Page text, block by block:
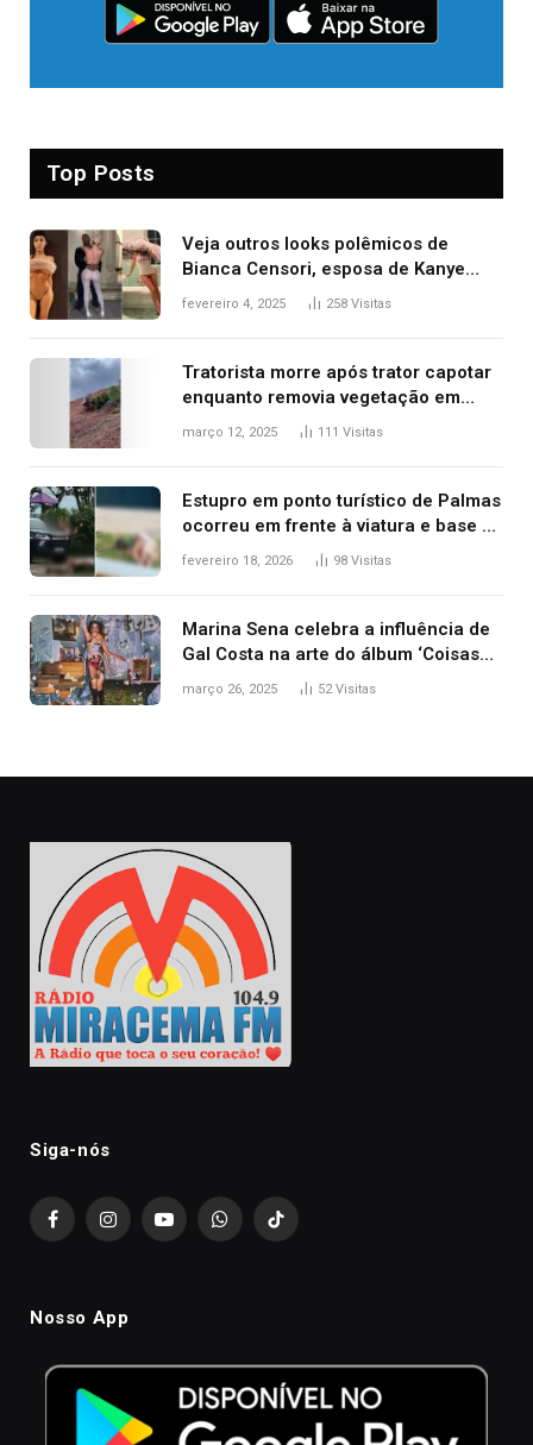
Top Posts
Veja outros looks polêmicos de
Bianca Censori, esposa de Kanye
West que apareceu nua no Grammy
fevereiro 4, 2025 258 Visitas
Tratorista morre após trator capotar
enquanto removia vegetação em
ribanceira de rodovia
março 12, 2025 111 Visitas
Estupro em ponto turístico de Palmas
ocorreu em frente à viatura e base de
segurança; polícia investiga
fevereiro 18, 2026 98 Visitas
Marina Sena celebra a influência de
Gal Costa na arte do álbum ‘Coisas
naturais’
março 26, 2025 52Visitas
Siga-nós
FacebookInstagramYouTubeWhatsAppTikTok
Nosso App